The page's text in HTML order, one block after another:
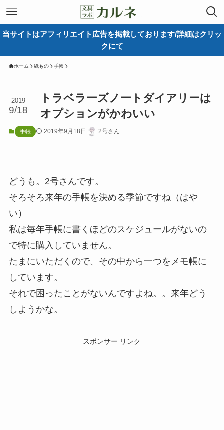
当サイトはアフィリエイト広告を掲載しております/詳細はクリッ
クにて
ホーム 紙もの 手帳
トラベラーズノートダイアリーは
オプションがかわいい
2019
9/18
手帳 2019年9月18日 2号さん
どうも。2号さんです。
そろそろ来年の手帳を決める季節ですね（はや
い）
私は毎年手帳に書くほどのスケジュールがないの
で特に購入していません。
たまにいただくので、その中から一つをメモ帳に
しています。
それで困ったことがないんですよね。。来年どう
しようかな。
スポンサー リンク